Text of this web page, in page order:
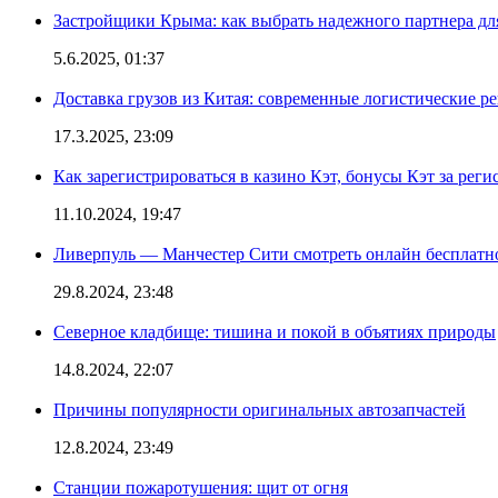
Застройщики Крыма: как выбрать надежного партнера
5.6.2025, 01:37
Доставка грузов из Китая: современные логистические
17.3.2025, 23:09
Как зарегистрироваться в казино Кэт, бонусы Кэт за
11.10.2024, 19:47
Ливерпуль — Манчестер Сити смотреть онлайн
29.8.2024, 23:48
Северное кладбище: тишина и покой в объятиях природы
14.8.2024, 22:07
Причины популярности оригинальных автозапчастей
12.8.2024, 23:49
Станции пожаротушения: щит от огня